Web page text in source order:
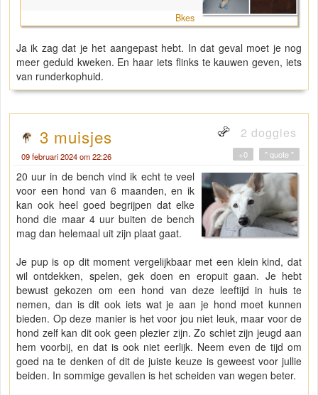
Bkes
Ja ik zag dat je het aangepast hebt. In dat geval moet je nog
meer geduld kweken. En haar iets flinks te kauwen geven, iets
van runderkophuid.
3 muisjes 2 doggies
09 februari 2024 om 22:26 " quote "
+0
20 uur in de bench vind ik echt te veel
voor een hond van 6 maanden, en ik
kan ook heel goed begrijpen dat elke
hond die maar 4 uur buiten de bench
mag dan helemaal uit zijn plaat gaat.
Je pup is op dit moment vergelijkbaar met een klein kind, dat
wil ontdekken, spelen, gek doen en eropuit gaan. Je hebt
bewust gekozen om een hond van deze leeftijd in huis te
nemen, dan is dit ook iets wat je aan je hond moet kunnen
bieden. Op deze manier is het voor jou niet leuk, maar voor de
hond zelf kan dit ook geen plezier zijn. Zo schiet zijn jeugd aan
hem voorbij, en dat is ook niet eerlijk. Neem even de tijd om
goed na te denken of dit de juiste keuze is geweest voor jullie
beiden. In sommige gevallen is het scheiden van wegen beter.